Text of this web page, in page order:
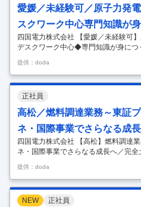
愛媛／未経験可／原子力発
スクワーク中心専門知識が
四国電力株式会社 【愛媛／未経験可
デスクワーク中心◆専門知識が身につ
／未経験可】原子力発電所の運営・
知識が身につく/社宅あり 【具体的な
要電源である発電所で専門知識・ス
どが充実しており、安定して働き続
容： ◇発電所の運転、電気・機械設
理の業務 ◇安全対策工事や各種保全
ど ※基本的にはデスクワークが中心の
…
提供：doda
正社員
高松／燃料調達業務～東証
ネ・国際事業でさらなる成
四国電力株式会社 【高松】燃料調達
ネ・国際事業でさらなる成長へ／完
松】燃料調達業務～東証プライム市
る成長へ／完全土日祝休み～ 【具体
て火力発電所で使用する石炭、液化
達・運用・管理を中心に従事いただ
ます。 ■業務詳細： ・燃料輸送のため
提供：doda
NEW 正社員